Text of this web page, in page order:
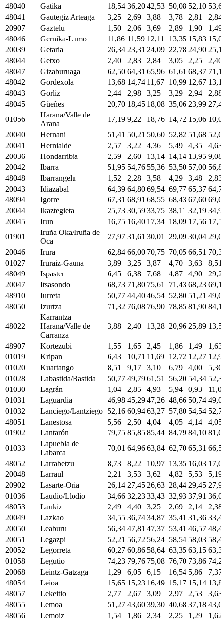
48040
Gatika 18,54 36,20 42,53 50,08 52,10
48041
Gautegiz Arteaga 3,25 2,69 3,88 3,78 2,81
20907
Gaztelu 1,50 2,06 3,69 2,89 1,90
48046
Gernika-Lumo 11,86 11,59 12,11 13,35 15,83
20039
Getaria 26,34 23,31 24,09 22,78 24,90
48044
Getxo 2,40 2,83 2,84 3,05 2,25
48047
Gizaburuaga 62,50 64,31 65,96 61,61 68,37
48042
Gordexola 13,68 14,74 11,67 10,99 12,67
48043
Gorliz 2,44 2,98 3,25 3,29 2,94
48045
Güeñes 20,70 18,45 18,08 35,06 23,99
01056
Harana/Valle de
Arana
17,19 9,22 18,76 14,72 15,06
20040
Hernani 51,41 50,21 50,60 52,82 51,68
20041
Hernialde 2,57 3,22 4,36 5,49 4,35
20036
Hondarribia 2,59 2,60 13,14 14,14 13,95
20042
Ibarra 51,95 54,76 55,36 53,50 57,00
48048
Ibarrangelu 1,52 2,28 3,58 4,29 3,48
20043
Idiazabal 64,39 64,80 69,54 69,77 65,37
48094
Igorre 67,31 68,91 68,55 68,43 67,60
20044
Ikaztegieta 25,73 30,59 33,75 38,11 32,19
20045
Irun 16,75 16,40 17,34 18,09 17,56
01901
Iruña Oka/Iruña de
Oca
27,97 31,61 30,01 29,09 30,04
20046
Irura 62,84 66,00 70,75 70,05 66,51
01027
Iruraiz-Gauna 3,89 3,25 3,87 4,70 3,63
48049
Ispaster 6,45 6,38 7,68 4,87 4,90
20047
Itsasondo 68,73 71,80 75,61 71,43 68,23
48910
Iurreta 50,77 44,40 46,54 52,80 51,21
48050
Izurtza 71,32 76,08 76,90 78,85 81,90
48022
Karrantza
Harana/Valle de
Carranza
3,88 2,40 13,28 20,96 25,89
48907 Kortezubi 1,55 1,65 2,45 1,86 1,49
01019
Kripan 6,43 10,71 11,69 12,72 12,27
01020
Kuartango 8,51 9,17 3,10 6,79 4,00
01028
Labastida/Bastida 50,77 49,79 61,51 56,20 54,34
01030
Lagrán 1,04 2,85 4,93 5,94 0,93
01031
Laguardia 46,98 45,29 47,26 48,66 50,74
01032
Lanciego/Lantziego 52,16 60,94 63,27 57,80 54,54
48051
Lanestosa 5,56 2,50 4,04 4,05 4,14
01902
Lantarón 79,75 85,85 85,44 84,79 84,10
01033
Lapuebla de
Labarca
70,01 64,96 63,84 62,70 65,31
48052
Larrabetzu 8,73 8,22 10,97 13,35 16,03
20048
Larraul 2,21 3,53 3,62 4,82 5,53
20902
Lasarte-Oria 26,14 27,45 26,63 28,44 29,45
01036
Laudio/Llodio 34,66 32,23 33,43 32,93 37,91
48053
Laukiz 2,49 4,40 3,25 2,69 2,14
20049
Lazkao 34,55 36,74 34,87 35,41 31,36
20050
Leaburu 56,34 47,81 47,37 53,41 46,57
20051
Legazpi 52,21 56,72 56,24 58,54 58,03
20052
Legorreta 60,27 60,86 58,64 63,35 63,15
01058
Legutio 74,23 79,76 75,08 76,70 73,86
20068
Leintz-Gatzaga 1,29 6,05 6,15 16,54 5,86
48054
Leioa 15,65 15,23 16,49 15,17 15,14
48057
Lekeitio 2,77 2,67 3,09 2,97 2,53
48055
Lemoa 51,27 43,60 39,30 40,68 37,18
48056
Lemoiz 1,54 1,86 2,34 2,25 1,29